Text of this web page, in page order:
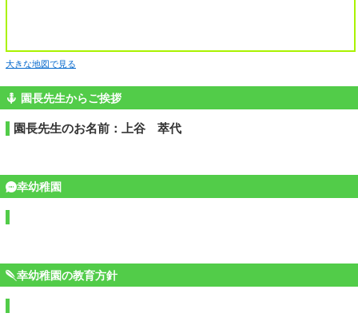
大きな地図で見る
園長先生からご挨拶
園長先生のお名前：上谷 萃代
幸幼稚園
幸幼稚園の教育方針